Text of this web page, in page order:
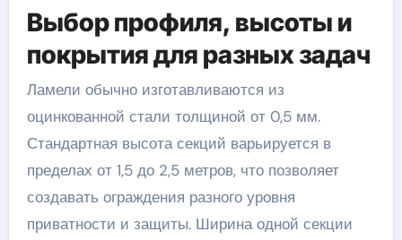
Выбор профиля, высоты и
покрытия для разных задач
Ламели обычно изготавливаются из
оцинкованной стали толщиной от 0,5 мм.
Стандартная высота секций варьируется в
пределах от 1,5 до 2,5 метров, что позволяет
создавать ограждения разного уровня
приватности и защиты. Ширина одной секции